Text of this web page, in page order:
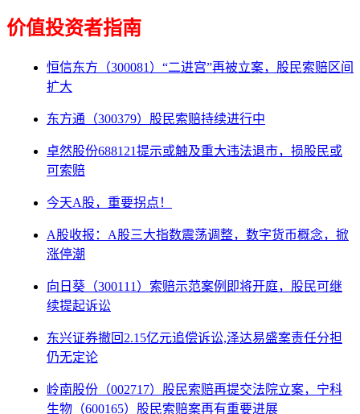
价值投资者指南
恒信东方（300081）“二进宫”再被立案，股民索赔区间
扩大
东方通（300379）股民索赔持续进行中
卓然股份688121提示或触及重大违法退市，损股民或
可索赔
今天A股，重要拐点！
A股收报：A股三大指数震荡调整，数字货币概念，掀
涨停潮
向日葵（300111）索赔示范案例即将开庭，股民可继
续提起诉讼
东兴证券撤回2.15亿元追偿诉讼,泽达易盛案责任分担
仍无定论
岭南股份（002717）股民索赔再提交法院立案，宁科
生物（600165）股民索赔案再有重要进展